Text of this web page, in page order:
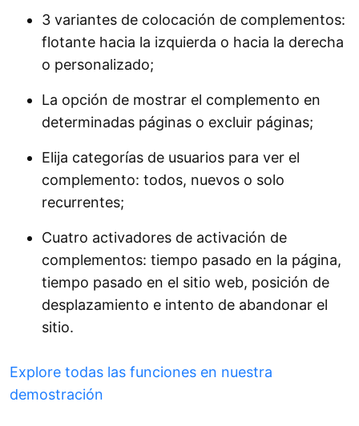
3 variantes de colocación de complementos:
flotante hacia la izquierda o hacia la derecha
o personalizado;
La opción de mostrar el complemento en
determinadas páginas o excluir páginas;
Elija categorías de usuarios para ver el
complemento: todos, nuevos o solo
recurrentes;
Cuatro activadores de activación de
complementos: tiempo pasado en la página,
tiempo pasado en el sitio web, posición de
desplazamiento e intento de abandonar el
sitio.
Explore todas las funciones en nuestra
demostración